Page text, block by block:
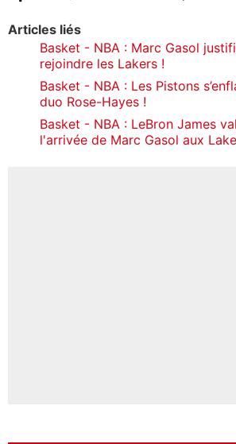
Articles liés
Basket - NBA : Marc Gasol
rejoindre les Lakers !
Basket - NBA : Les Pistons
duo Rose-Hayes !
Basket - NBA : LeBron James
l'arrivée de Marc Gasol aux